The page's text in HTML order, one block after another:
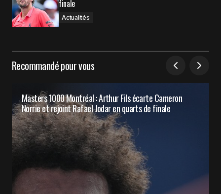
finale
Actualités
Recommandé pour vous
Masters 1000 Montréal : Arthur Fils écarte Cameron
Norrie et rejoint Rafael Jodar en quarts de finale